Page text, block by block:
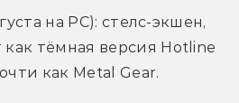
на PC): стелс-экшен,
тёмная версия Hotline
как Metal Gear.